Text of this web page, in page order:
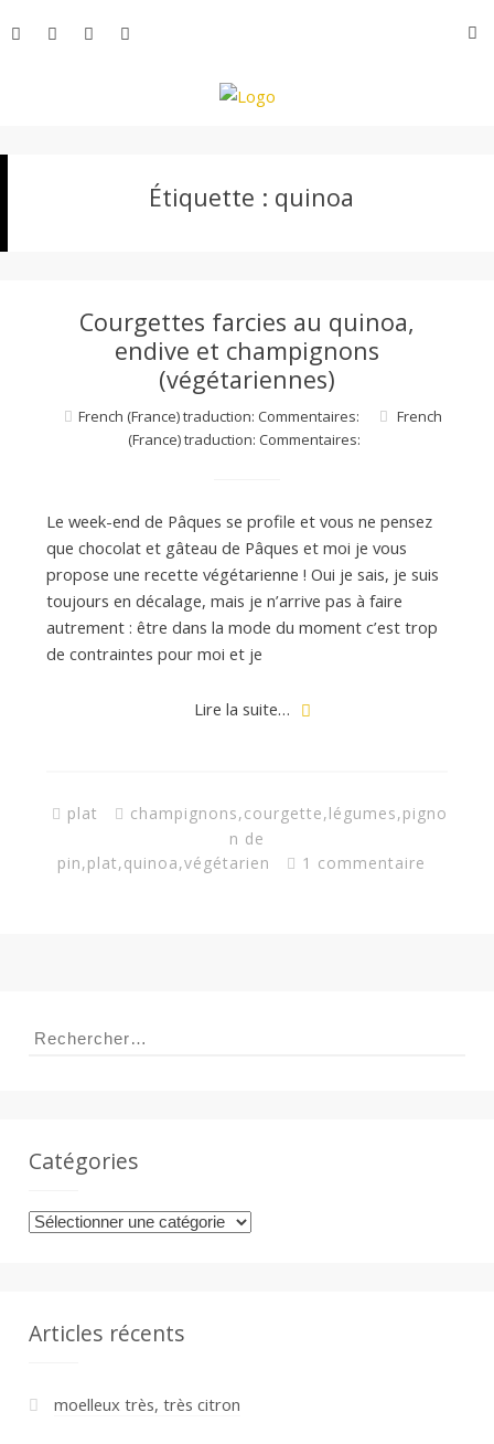
au
Étiquette : quinoa
Courgettes farcies au quinoa,
endive et champignons
(végétariennes)
French (France) traduction: Commentaires:
French
(France) traduction: Commentaires:
Le week-end de Pâques se profile et vous ne pensez
que chocolat et gâteau de Pâques et moi je vous
propose une recette végétarienne ! Oui je sais, je suis
toujours en décalage, mais je n’arrive pas à faire
autrement : être dans la mode du moment c’est trop
de contraintes pour moi et je
Lire la suite…
plat champignons,courgette,légumes,pigno
n de
pin,plat,quinoa,végétarien 1 commentaire
Rechercher :
Catégories
Catégories
Articles récents
moelleux très, très citron